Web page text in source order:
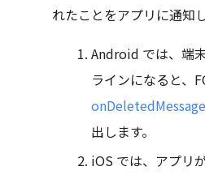
れたことをアプリに通知し
Android では、端
ラインになると、
出します。
iOS では、アプリ